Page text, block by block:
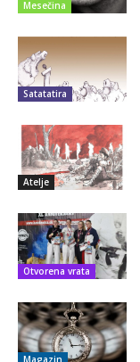
Mesečina
Satatatira
Atelje
Otvorena vrata